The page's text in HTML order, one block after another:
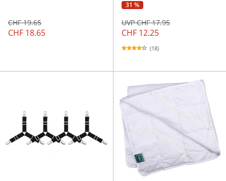
CHF 19.65
CHF 18.65
31 %
CHF 12.25
UVP CHF 17.95
(18)